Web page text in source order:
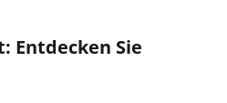
Entdecken Sie